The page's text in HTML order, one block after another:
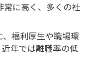
常に高く、多くの社
福利厚生や職場環
年では離職率の低